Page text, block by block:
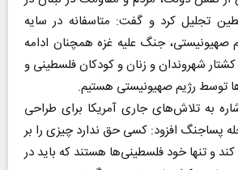
تجلیل کرد و گفت: متاسفانه در سایه
صهیونیستی، جنگ علیه غزه همچنان ادامه
شهروندان و زنان و کودکان فلسطینی و
توسط رژیم صهیونیستی هستیم.
به تلاش‌های جاری آمریکا برای طراحی
پساجنگ افزود: کسی حق ندارد چیزی را بر
و تنها خود فلسطینی‌ها هستند که باید در